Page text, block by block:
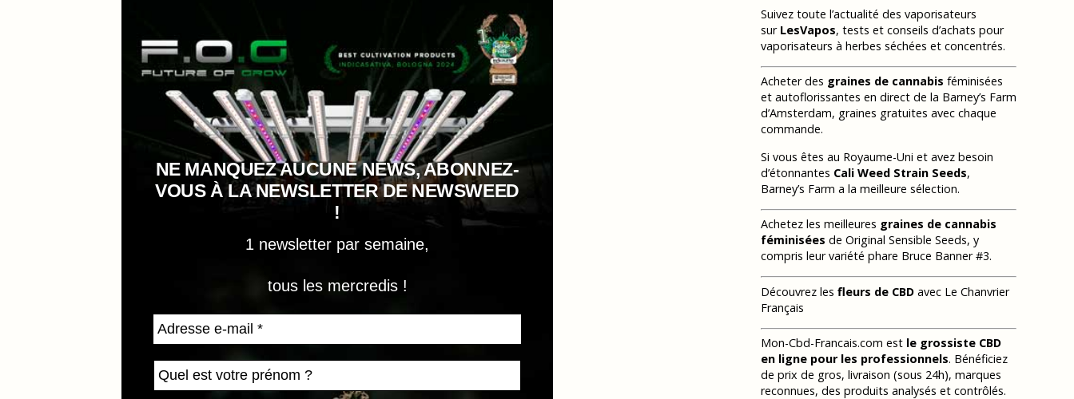
NE MANQUEZ AUCUNE NEWS, ABONNEZ-
VOUS À LA NEWSLETTER DE NEWSWEED
!
1 newsletter par semaine,
tous les mercredis !
Suivez toute l’actualité des vaporisateurs
sur LesVapos, tests et conseils d’achats pour
vaporisateurs à herbes séchées et concentrés.
Acheter des graines de cannabis féminisées
et autoflorissantes en direct de la Barney’s Farm
d’Amsterdam, graines gratuites avec chaque
commande.
Si vous êtes au Royaume-Uni et avez besoin
d’étonnantes Cali Weed Strain Seeds,
Barney’s Farm a la meilleure sélection.
Achetez les meilleures graines de cannabis
féminisées de Original Sensible Seeds, y
compris leur variété phare Bruce Banner #3.
Découvrez les fleurs de CBD avec Le Chanvrier
Français
Mon-Cbd-Francais.com est le grossiste CBD
en ligne pour les professionnels. Bénéficiez
de prix de gros, livraison (sous 24h), marques
reconnues, des produits analysés et contrôlés.